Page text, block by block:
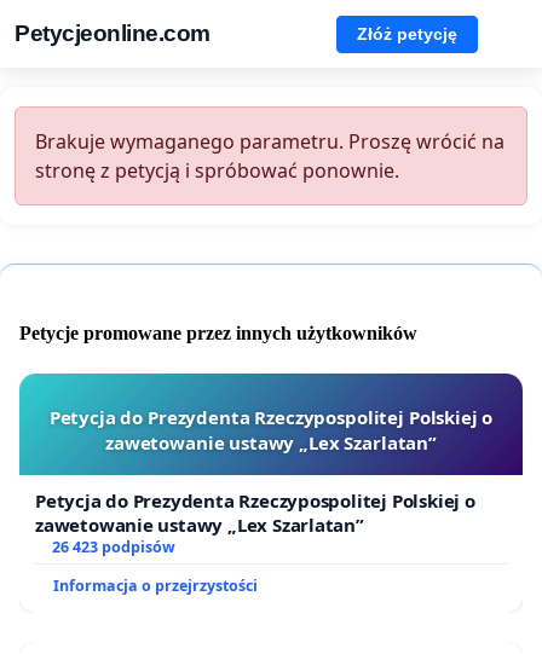
Petycjeonline.com Złóż petycję
Brakuje wymaganego parametru. Proszę wrócić na
stronę z petycją i spróbować ponownie.
Petycje promowane przez innych użytkowników
Petycja do Prezydenta Rzeczypospolitej Polskiej o
zawetowanie ustawy „Lex Szarlatan”
Petycja do Prezydenta Rzeczypospolitej Polskiej o
zawetowanie ustawy „Lex Szarlatan”
26 423 podpisów
Informacja o przejrzystości